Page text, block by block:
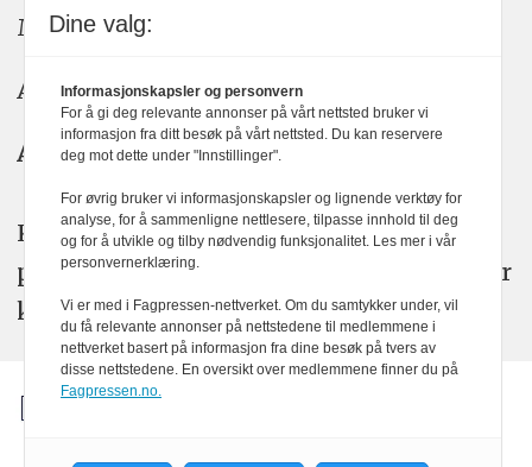
Meninger: meninger@kom24.no
Annonse: annonse@watchmedia.no
Abonnement:kom24@watchmedia.no
KOM24 arbeider etter Vær Varsom-
plakatens regler for god presseskikk. Her
kan du lese mer omPFUsarbeid.
Dine valg:
Informasjonskapsler og personvern
For å gi deg relevante annonser på vårt nettsted bruker vi
informasjon fra ditt besøk på vårt nettsted. Du kan reservere
deg mot dette under "Innstillinger".
For øvrig bruker vi informasjonskapsler og lignende verktøy for
analyse, for å sammenligne nettlesere, tilpasse innhold til deg
og for å utvikle og tilby nødvendig funksjonalitet. Les mer i vår
personvernerklæring.
Vi er med i Fagpressen-nettverket. Om du samtykker under, vil
du få relevante annonser på nettstedene til medlemmene i
nettverket basert på informasjon fra dine besøk på tvers av
disse nettstedene. En oversikt over medlemmene finner du på
Fagpressen.no.